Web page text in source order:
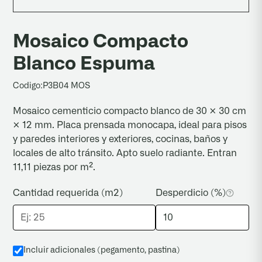
ambiente. Podés acelerar el proceso con agua y
ensayada por el INTI bajo la norma IRAM
1522:1971 (OT N° 224-4075, marzo 2024) y
aprobó los cuatro ensayos reglamentarios:
desgaste, absorción de agua, choque térmico y
resistencia a la flexión.
Mosaico Compacto
Blanco Espuma
Codigo: P3B04 MOS
Mosaico cementicio compacto blanco de 30 × 30 cm
× 12 mm. Placa prensada monocapa, ideal para pisos
y paredes interiores y exteriores, cocinas, baños y
locales de alto tránsito. Apto suelo radiante. Entran
11,11 piezas por m².
Cantidad requerida (m2) Desperdicio (%)
Incluir adicionales (pegamento, pastina)